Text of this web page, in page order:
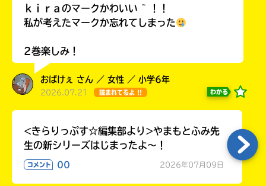
ｋｉｒａのマークかわいい ~ ！！
私が考えたマークか忘れてしまった
2巻楽しみ！
おばけぇ さん ／ 女性 ／ 小学6年
2026.07.21 読まれてるよ !! わかる
<きらりっぷす☆編集部より>やまもとふみ先
生の新シリーズはじまったよ～！
コメント 00 2026年07月09日
い
い
の
で、
一
度
て
み